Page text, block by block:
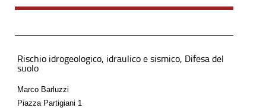
Rischio idrogeologico, idraulico e sismico, Difesa del
suolo
Marco Barluzzi
Piazza Partigiani 1